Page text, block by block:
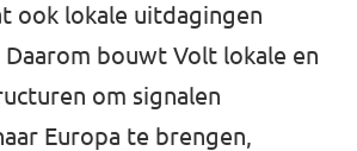
ook lokale uitdagingen
Daarom bouwt Volt lokale en
om signalen
Europa te brengen,